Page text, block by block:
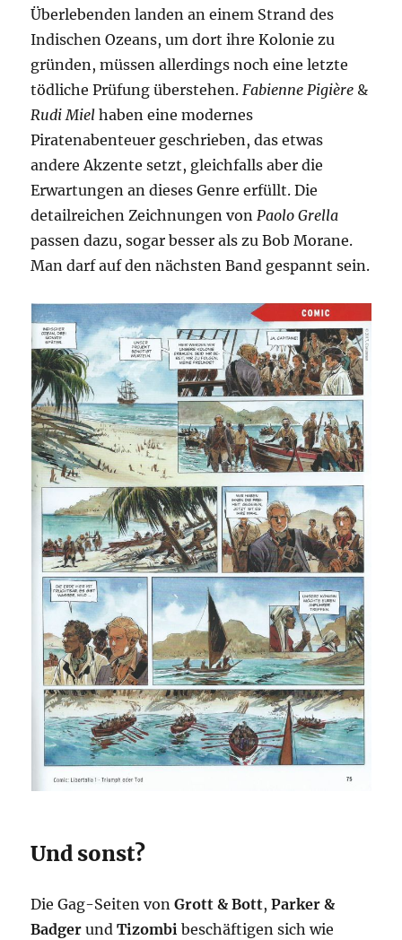
Überlebenden landen an einem Strand des
Indischen Ozeans, um dort ihre Kolonie zu
gründen, müssen allerdings noch eine letzte
tödliche Prüfung überstehen.Fabienne Pigière &
Rudi Mielhaben eine modernes
Piratenabenteuer geschrieben, das etwas
andere Akzente setzt, gleichfalls aber die
Erwartungen an dieses Genre erfüllt. Die
detailreichen Zeichnungen vonPaolo Grella
passen dazu, sogar besser als zu Bob Morane.
Man darf auf den nächsten Band gespannt sein.
Und sonst?
Die Gag-Seiten vonGrott & Bott,Parker &
Badger undTizombi beschäftigen sich wie